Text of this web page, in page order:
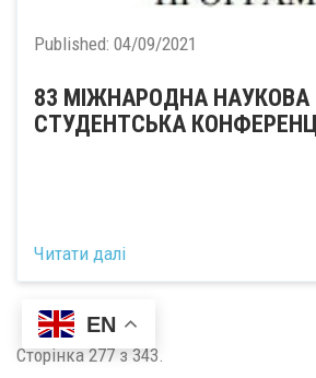
Published: 04/09/2021
83 МІЖНАРОДНА НАУКОВА
СТУДЕНТСЬКА
Читати далі
Сторінка 277 з 343.
EN